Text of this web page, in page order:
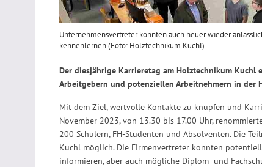
Unternehmensvertreter konnten auch heuer wieder
kennenlernen (Foto: Holztechnikum Kuchl)
Der diesjährige Karrieretag am Holztechnikum Kuchl
Arbeitgebern und potenziellen Arbeitnehmern in der
Mit dem Ziel, wertvolle Kontakte zu knüpfen und
November 2023, von 13.30 bis 17.00 Uhr,
200 Schülern, FH-Studenten und Absolventen. Die
Kuchl möglich. Die Firmenvertreter konnten
informieren, aber auch mögliche Diplom- und